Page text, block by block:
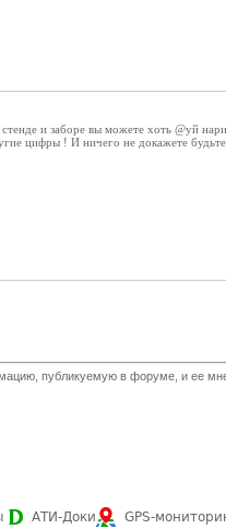
и заборе вы можете хоть @уй
цифры ! И ничего не докажете будьте
публикуемую в форуме, и ее
АТИ-Доки GPS-